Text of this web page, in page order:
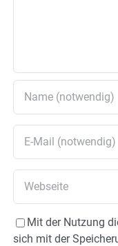
Mit der Nutzung
sich mit der